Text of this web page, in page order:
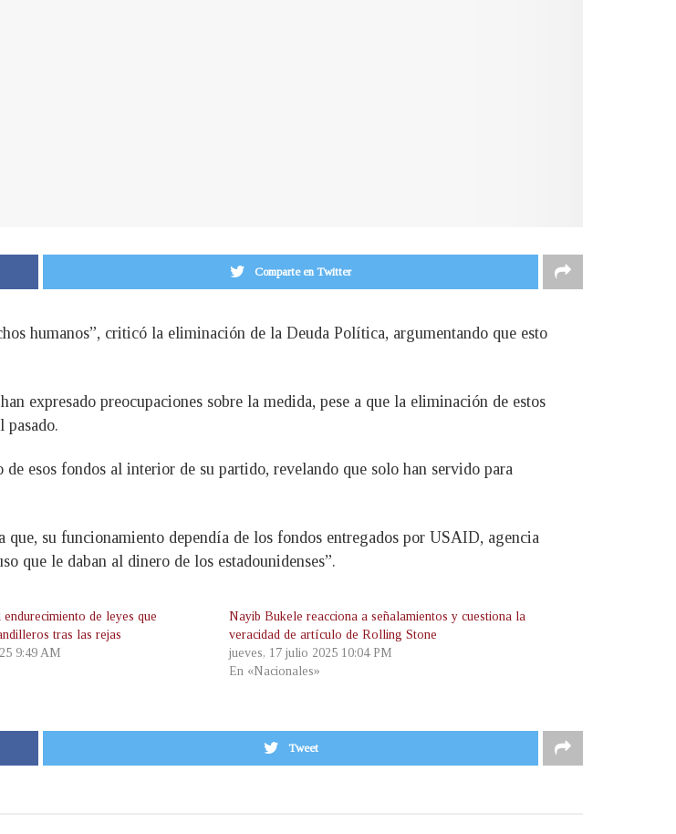
Comparte en Twitter
humanos”, criticó la eliminación de la Deuda Política, argumentando que esto
expresado preocupaciones sobre la medida, pese a que la eliminación de estos
pasado.
esos fondos al interior de su partido, revelando que solo han servido para
su funcionamiento dependía de los fondos entregados por USAID, agencia
que le daban al dinero de los estadounidenses”.
de leyes que
tras las rejas
9:49 AM
Nayib Bukele reacciona a señalamientos y cuestiona la
veracidad de artículo de Rolling Stone
jueves, 17 julio 2025 10:04 PM
En «Nacionales»
Tweet